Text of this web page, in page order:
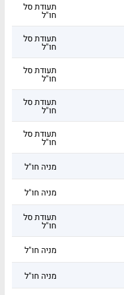
תעודת סל
חו"ל
תעודת סל
חו"ל
תעודת סל
חו"ל
תעודת סל
חו"ל
תעודת סל
חו"ל
מניה חו"ל
מניה חו"ל
תעודת סל
חו"ל
מניה חו"ל
מניה חו"ל